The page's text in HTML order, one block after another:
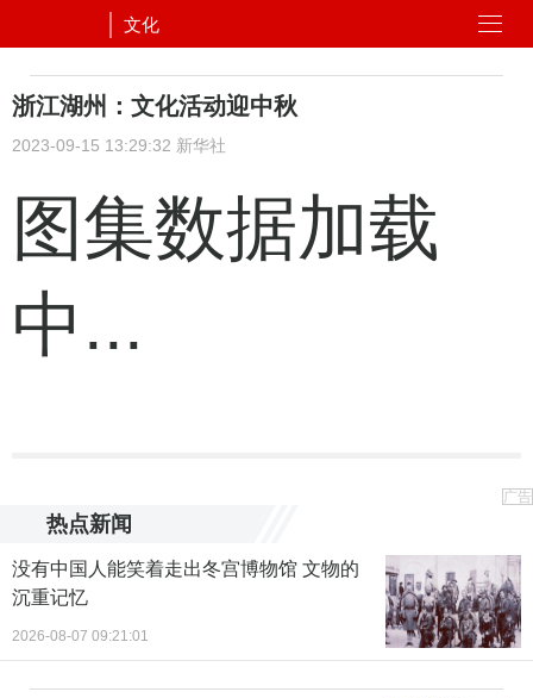
文化
浙江湖州：文化活动迎中秋
2023-09-15 13:29:32 新华社
图集数据加载
中...
广告
热点新闻
没有中国人能笑着走出冬宫博物馆 文物的
沉重记忆
2026-08-07 09:21:01